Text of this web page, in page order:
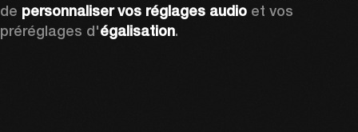
de personnaliser vos réglages audio et vos
préréglages d'égalisation.